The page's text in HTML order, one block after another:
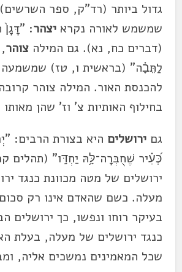
גדול ביותר (רד"ק, ספר
שמשמש לאורה נקראיצהר: "דָּגָן֙
(דברים כח, נא). גם המילהצוהר
לַתֵּבָ֗ה" (בראשית ו, טז)
להכנסת האור. המילה צוהר
בחילוף האותיות צ' וז' שהן
גםירושלים היא בצורת הרבים:
כְּ֝עִ֗יר שֶׁחֻבְּרָה־לָּ֥הּ יַחְדָּֽו" (תהלים
ירושלים של מטה מכוונת כנגד
מעלה. כשם שהאדם אינו רק
בעיקר רוחו ונפשו, כך ירושלים
כנגד ירושלים של מעלה, בעלת
שכל המאמינים נמשכים אליה,